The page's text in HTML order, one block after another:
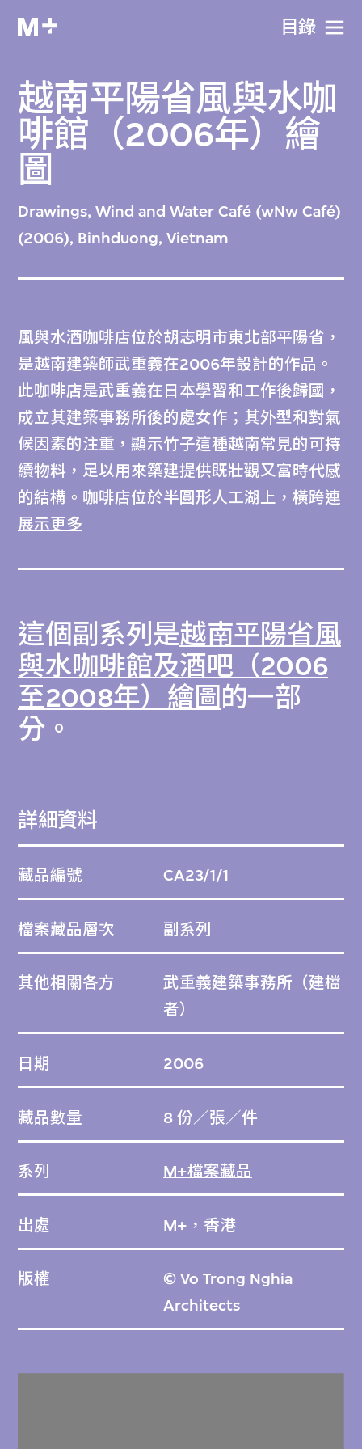
目​錄
越南平陽省風與水咖
啡館（2006年）繪
圖
Drawings, Wind and Water Café (wNw Café)
(2006), Binhduong, Vietnam
風與水酒咖啡店位於胡志明市東北部平陽省，
是越南建築師武重義在2006年設計的作品。
此咖啡店是武重義在日本學習和工作後歸國，
成立其建築事務所後的處女作；其外型和對氣
候因素的注重，顯示竹子這種越南常見的可持
續物料，足以用來築建提供既壯觀又富時代感
的結構。咖啡店位於半圓形人工湖上，橫跨連
串弧形地台。其中一個地台上蓋了個龐大的竹
上傾，朝向地台的中央部分。武重義運用電腦
流體動力學軟件確定建築形態，而這種形態能
夠留住經周邊湖水冷卻的天然氣流。武重義在
試驗以竹子為建材時，與一些擅於運用竹材的
工匠合作，這些工匠後來更合組了名為「風與
展示更多
這個副系列是越南平陽省風
與水咖啡館及酒吧（2006
至2008年）繪圖的一部
分。
詳細資料
藏品編號 CA23/1/1
檔案藏品層次 副系列
其他相關各方 武重義建築事務所 （建檔
者）
日期 2006
藏品數量 8 份／張／件
系列 M+檔案藏品
出處 M+，香港
版權
© Vo Trong Nghia
Architects